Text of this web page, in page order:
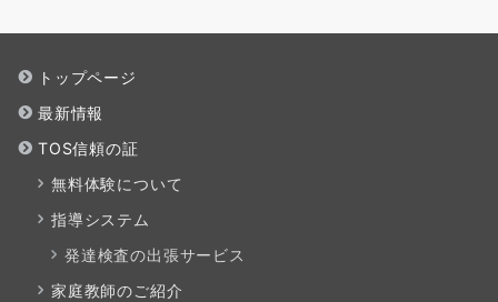
トップページ
最新情報
TOS信頼の証
無料体験について
指導システム
発達検査の出張サービス
家庭教師のご紹介